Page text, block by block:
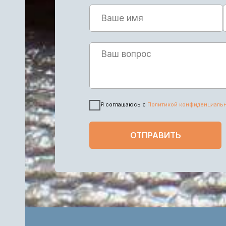
Я соглашаюсь сПолитикой конфиденциальности
ОТПРАВИТЬ
ПОЛУЧИТЕ